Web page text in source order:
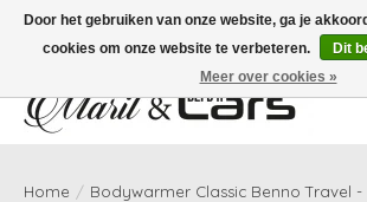
Gratis verzending vanaf €99,- | Voor 16:00 uur besteld,
Home / Bodywarmer Classic Benno Travel -
Door het gebruiken van onze website, ga je
cookies om onze website te verbeteren.
Dit
Meer over cookies »